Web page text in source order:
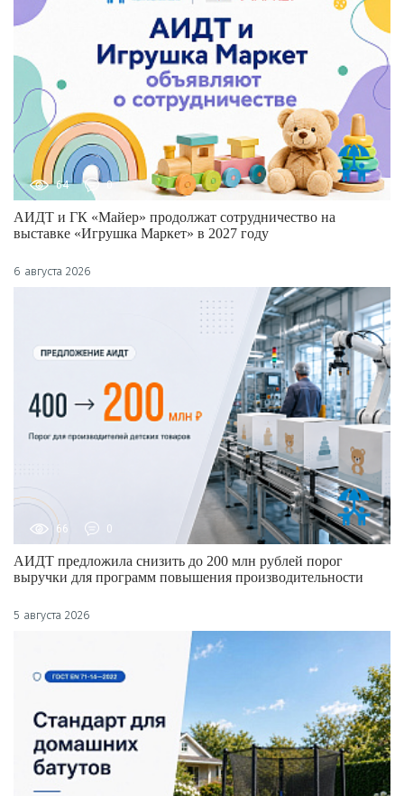
64 0
АИДТ и ГК «Майер» продолжат сотрудничество на
выставке «Игрушка Маркет» в 2027 году
6 августа 2026
66 0
АИДТ предложила снизить до 200 млн рублей порог
выручки для программ повышения производительности
5 августа 2026